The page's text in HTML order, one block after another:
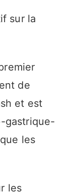
sur la
de
et est
gastrique-
les
les